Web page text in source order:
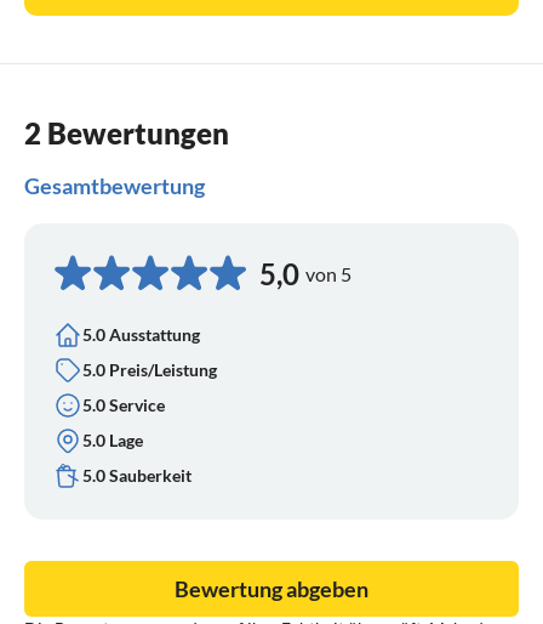
2 Bewertungen
Gesamtbewertung
5,0 von 5
5.0 Ausstattung
5.0 Preis/Leistung
5.0 Service
5.0 Lage
5.0 Sauberkeit
Bewertung abgeben